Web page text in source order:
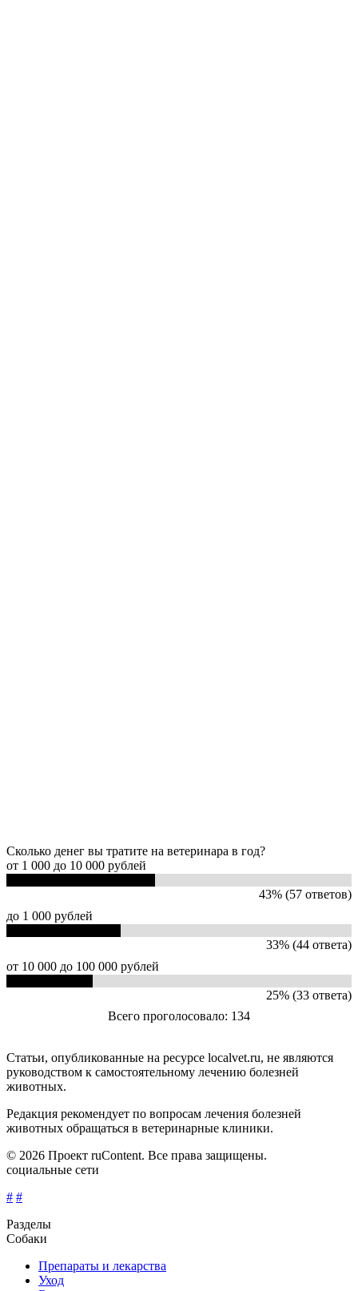
Сколько денег вы тратите на ветеринара в год?
от 1 000 до 10 000 рублей
43% (57 ответов)
до 1 000 рублей
33% (44 ответа)
от 10 000 до 100 000 рублей
25% (33 ответа)
Всего проголосовало: 134
Статьи, опубликованные на ресурсе localvet.ru, не являются
руководством к самостоятельному лечению болезней
животных.
Редакция рекомендует по вопросам лечения болезней
животных обращаться в ветеринарные клиники.
© 2026 Проект ruContent. Все права защищены.
социальные сети
# #
Разделы
Собаки
Препараты и лекарства
Уход